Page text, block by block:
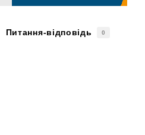
Питання-відповідь 0